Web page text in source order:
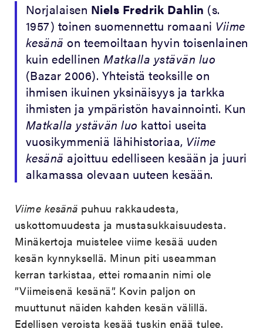
Norjalaisen Niels Fredrik Dahlin (s.
1957) toinen suomennettu romaani Viime
kesänä on teemoiltaan hyvin toisenlainen
kuin edellinenMatkalla ystävän luo
(Bazar 2006). Yhteistä teoksille on
ihmisen ikuinen yksinäisyys ja tarkka
ihmisten ja ympäristön havainnointi. Kun
Matkalla ystävän luo kattoi useita
vuosikymmeniä lähihistoriaa, Viime
kesänä ajoittuu edelliseen kesään ja juuri
alkamassa olevaan uuteen kesään.
Viime kesänä puhuu rakkaudesta,
uskottomuudesta ja mustasukkaisuudesta.
Minäkertoja muistelee viime kesää uuden
kesän kynnyksellä. Minun piti useamman
kerran tarkistaa, ettei romaanin nimi ole
”Viimeisenä kesänä”. Kovin paljon on
muuttunut näiden kahden kesän välillä.
Edellisen veroista kesää tuskin enää tulee.